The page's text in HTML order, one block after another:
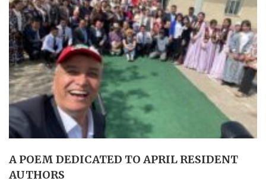
A POEM DEDICATED TO APRIL RESIDENT
AUTHORS